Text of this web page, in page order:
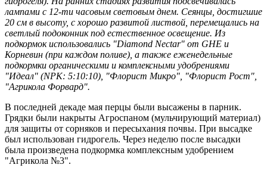
лампами с 12-ти часовым световым днем. Сеянцы, достигшие
20 см в высоту, с хорошо развитой листвой, перемещались на
светлый подоконник под естественное освещение. Из
подкормок использовались "Diamond Nectar" от GHE и
Корневин (при каждом поливе), а также еженедельные
подкормки органическими и комплексными удобрениями
"Идеал" (NPK: 5:10:10), "Флорист Микро", "Флорист Рост",
"Агрикола Форвард".
В последней декаде мая перцы были высажены в парник.
Грядки были накрыты Агроспаном (мульчирующий материал)
для защиты от сорняков и пересыхания почвы. При высадке
был использован гидрогель. Через неделю после высадки
была произведена подкормка комплексным удобрением
"Агрикола №3".